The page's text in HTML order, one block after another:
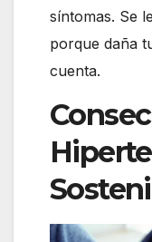
síntomas. Se
porque daña
cuenta.